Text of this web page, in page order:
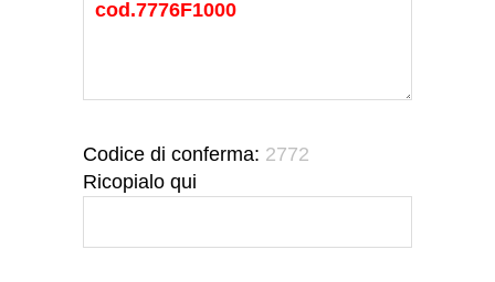
Codice di conferma: 2772
Ricopialo qui